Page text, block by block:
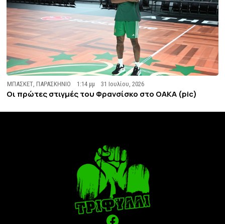
ΜΠΑΣΚΕΤ,ΠΑΡΑΣΚΗΝΙΟ 1:14 μμ 31 Ιουλίου, 2026
Οι πρώτες στιγμές του Φρανσίσκο στο ΟΑΚΑ (pic)